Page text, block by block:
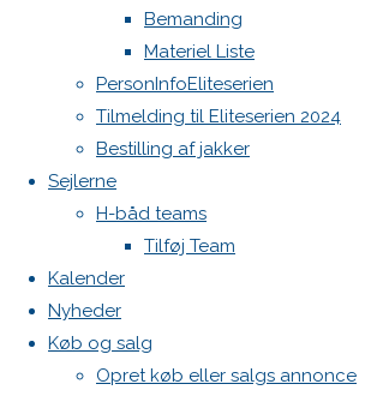
Bemanding
Materiel Liste
PersonInfoEliteserien
Tilmelding til Eliteserien 2024
Bestilling af jakker
Sejlerne
H-båd teams
Tilføj Team
Kalender
Nyheder
Køb og salg
Opret køb eller salgs annonce
vil ikke
blive
publiceret.
Krævede
felter er
markeret
med*
Comment